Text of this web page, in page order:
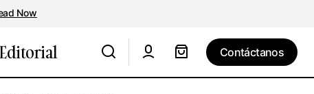
Now
Editorial
Contáctanos